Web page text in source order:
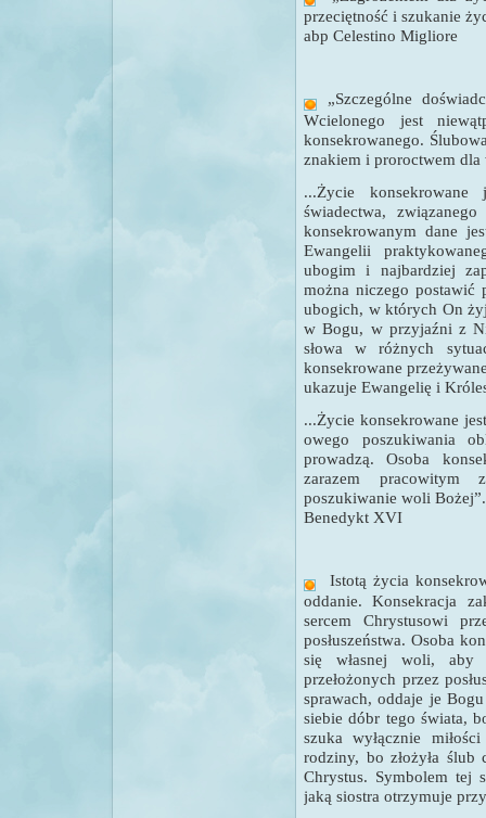
przeciętność i szukanie
abp Celestino Migliore
„Szczególne
Wcielonego jest
konsekrowanego.
znakiem i proroctwem
...Życie
świadectwa,
konsekrowanym dane
Ewangelii
ubogim i najbardziej
można niczego postawić
ubogich, w których On
w Bogu, w przyjaźni z
słowa w różnych
konsekrowane
ukazuje Ewangelię i
...Życie konsekrowane
owego poszukiwania
prowadzą. Osoba
zarazem pracowitym
poszukiwanie woli Bożej”.
Benedykt XVI
Istotą życia
oddanie. Konsekracja
sercem Chrystusowi
posłuszeństwa. Osoba
się własnej woli, aby
przełożonych przez
sprawach, oddaje je
siebie dóbr tego świata,
szuka wyłącznie
rodziny, bo złożyła
Chrystus. Symbolem tej
jaką siostra otrzymuje